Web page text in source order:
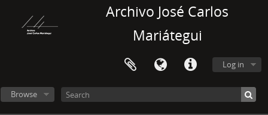
Archivo José Carlos
Mariátegui
Log in
Browse